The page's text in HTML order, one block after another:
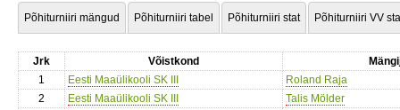
Põhiturniiri mängud Põhiturniiri tabel Põhiturniiri stat Põhiturniiri VV
Jrk Võistkond
1
Eesti Maaülikooli SK III
Roland Raja
2
Eesti Maaülikooli SK III
Talis Mölder